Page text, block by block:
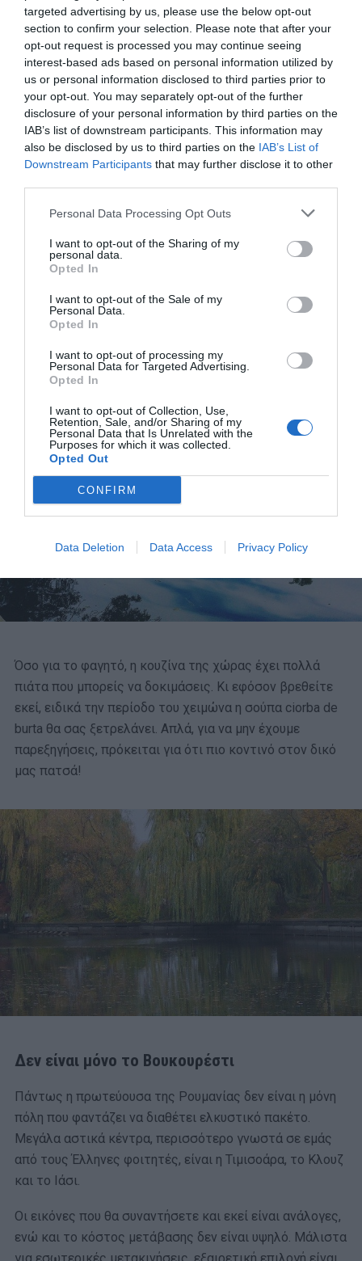
targeted advertising by us, please use the below opt-out
section to confirm your selection. Please note that after your
opt-out request is processed you may continue seeing
interest-based ads based on personal information utilized by
us or personal information disclosed to third parties prior to
your opt-out. You may separately opt-out of the further
disclosure of your personal information by third parties on the
IAB’s list of downstream participants. This information may
also be disclosed by us to third parties on the IAB’s List of
Downstream Participants that may further disclose it to other
Personal Data Processing Opt Outs
I want to opt-out of the Sharing of my
personal data.
Opted In
I want to opt-out of the Sale of my
Personal Data.
Opted In
I want to opt-out of processing my
Personal Data for Targeted Advertising.
Opted In
I want to opt-out of Collection, Use,
Retention, Sale, and/or Sharing of my
Personal Data that Is Unrelated with the
Purposes for which it was collected.
Opted Out
CONFIRM
Data Deletion Data Access Privacy Policy
Ωστόσο δεν είναι μόνο τα κτήρια ιστορικού
ενδιαφέροντος που θα μονοπωλήσουν το χρόνο σας.
Στο Βουκουρέστι υπάρχουν υπέροχα πάρκα, μεγάλοι
στολισμένοι δρόμοι και γενικότερα ένα
χριστουγεννιάτικο σκηνικό που σου δίνει την αίσθηση
ότι όλη η πόλη συνεισφέρει στη δημιουργία εορταστικού
κλίματος.
Όσο για το φαγητό, η κουζίνα της χώρας έχει πολλά
πιάτα που μπορείς να δοκιμάσεις. Κι εφόσον βρεθείτε
εκεί, ειδικά την περίοδο του χειμώνα η σούπα ciorba de
burta θα σας ξετρελάνει. Απλά, για να μην έχουμε
παρεξηγήσεις, πρόκειται για ότι πιο κοντινό στον δικό
μας πατσά!
Δεν είναι μόνο το Βουκουρέστι
Πάντως η πρωτεύουσα της Ρουμανίας δεν είναι η μόνη
πόλη που φαντάζει να διαθέτει ελκυστικό πακέτο.
Μεγάλα αστικά κέντρα, περισσότερο γνωστά σε εμάς
από τους Έλληνες φοιτητές, είναι η Τιμισοάρα, το Κλουζ
και το Ιάσι.
Οι εικόνες που θα συναντήσετε και εκεί είναι ανάλογες,
ενώ και το κόστος μετάβασης δεν είναι υψηλό. Μάλιστα
για εσωτερικές μετακινήσεις, εξαιρετική επιλογή είναι